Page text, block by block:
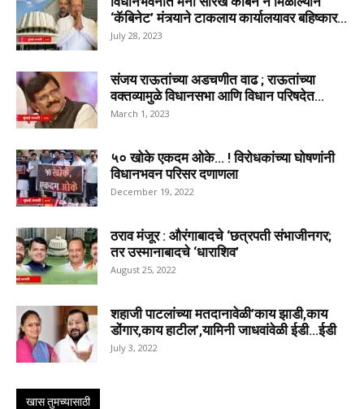
‘कॅबिनेट’ मंत्र्याने टाकलाय कार्यालयावर बहिष्कार...
July 28, 2023
संजय राऊतांच्या अडचणीत वाढ ; राऊतांच्या
वक्तव्यामुळे विधानसभा आणि विधान परिषदेत...
March 1, 2023
५० खोके एकदम ओके… ! विरोधकांच्या घोषणांनी
विधानभवन परिसर दणाणला
December 19, 2022
ठराव मंजूर : औरंगाबादचे ‘छत्रपती संभाजीनगर;
तर उस्मानाबादचे ‘धाराशिव’
August 25, 2022
शहाजी पाटलांच्या मतदानावेळी’काय झाडी,काय
डोंगार,काय हाटील’,यामिनी जाधवांवेळी ईडी…ईडी
July 3, 2022
खास तुमच्यासाठी